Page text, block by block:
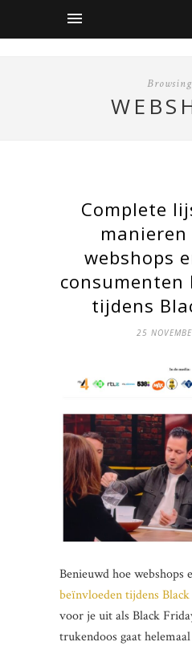
Complete
webshops
consumenten
tijdens
25
Benieuwd hoe webshops
beïnvloeden tijdens
voor je uit als Black
trukendoos gaat